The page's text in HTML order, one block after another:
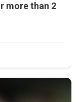
more than 2